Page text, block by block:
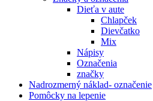
Dieťa v aute
Chlapček
Dievčatko
Mix
Nápisy
Označenia
značky
Nadrozmerný náklad- označenie
Pomôcky na lepenie